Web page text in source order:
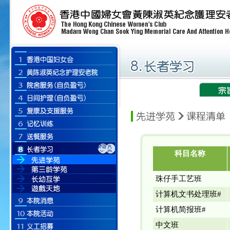
科目名称
珠仔手工艺班
计算机文书处理班#
计算机简报班#
中文班